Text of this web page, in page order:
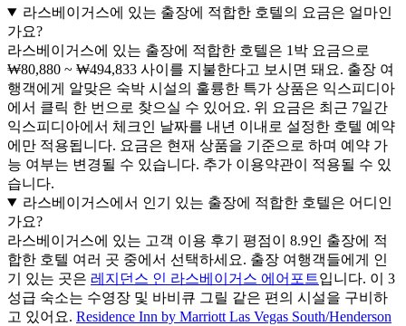
라스베이거스에 있는 출장에 적합한 호텔의 요금은 얼마인
가요?
라스베이거스에 있는 출장에 적합한 호텔은 1박 요금으로
₩80,880 ~ ₩494,833 사이를 지불한다고 보시면 돼요. 출장 여
행객에게 알맞은 숙박 시설의 훌륭한 특가 상품은 익스피디아
에서 클릭 한 번으로 찾으실 수 있어요. 위 요금은 최근 7일간
익스피디아에서 체크인 날짜를 내년 이내로 설정한 호텔 예약
에만 적용됩니다. 요금은 현재 상품을 기준으로 하며 예약 가
능 여부는 변경될 수 있습니다. 추가 이용약관이 적용될 수 있
습니다.
라스베이거스에서 인기 있는 출장에 적합한 호텔은 어디인
가요?
라스베이거스에 있는 고객 이용 후기 평점이 8.9인 출장에 적
합한 호텔 여러 곳 중에서 선택하세요. 출장 여행객들에게 인
기 있는 곳은 레지던스 인 라스베이거스 에어포트입니다. 이 3
성급 숙소는 수영장 및 바비큐 그릴 같은 편의 시설을 구비하
고 있어요. Residence Inn by Marriott Las Vegas South/Henderson